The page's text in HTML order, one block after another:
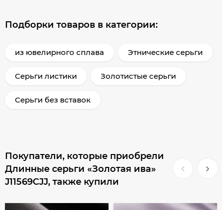
Подборки товаров в категории:
из ювелирного сплава Этнические серьги
Серьги листики Золотистые серьги
Серьги без вставок
Покупатели, которые приобрели
Длинные серьги «Золотая ива»
J11569CJJ, также купили